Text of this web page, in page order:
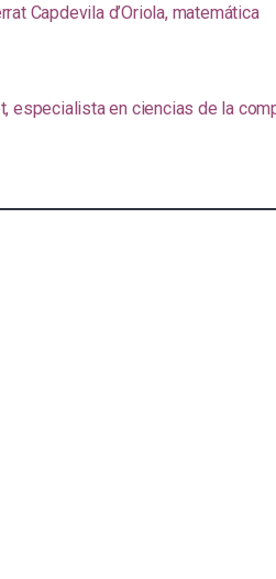
Capdevila d’Oriola, matemática
especialista en ciencias de la